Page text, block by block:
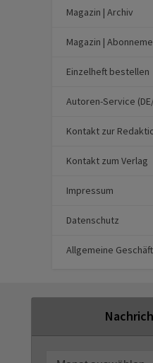
Magazin | Archiv
Magazin |
Einzelheft bestellen
Autoren-Service
Kontakt zur
Kontakt zum Verlag
Impressum
Datenschutz
Allgemeine